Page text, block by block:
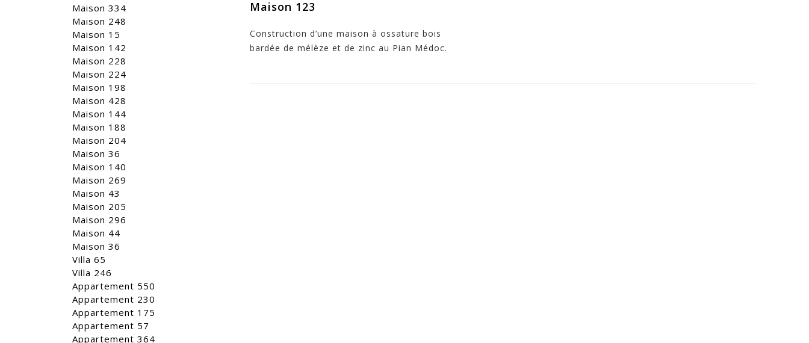
Maison 334
Maison 248
Maison 15
Maison 142
Maison 228
Maison 224
Maison 198
Maison 428
Maison 144
Maison 188
Maison 204
Maison 36
Maison 140
Maison 269
Maison 43
Maison 205
Maison 296
Maison 44
Maison 36
Villa 65
Villa 246
Appartement 550
Appartement 230
Appartement 175
Appartement 57
Appartement 364
Maison 123
Construction d’une maison à ossature bois
bardée de mélèze et de zinc au Pian Médoc.